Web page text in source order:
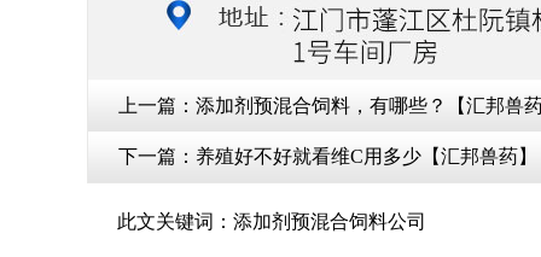
上一篇： 添加剂预混合饲料，有哪些？【汇邦兽
下一篇： 养殖好不好就看维C用多少【汇邦兽药】
此文关键词： 添加剂预混合饲料公司